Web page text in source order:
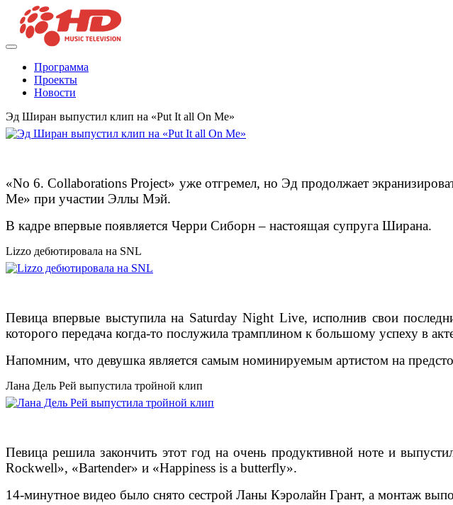
Программа
Проекты
Новости
Эд Ширан выпустил клип на «Put It all On Me»
«No 6. Collaborations Project» уже отгремел, но Эд продолжает
Me» при участии Эллы Мэй.
В кадре впервые появляется Черри Сиборн – настоящая супруга Ширана.
Lizzo дебютировала на SNL
Певица впервые выступила на Saturday Night Live, исполнив свои
которого передача когда-то послужила трамплином к большому успеху в
Напомним, что девушка является самым номинируемым артистом на
Лана Дель Рей выпустила тройной клип
Певица решила закончить этот год на очень продуктивной ноте и
Rockwell», «Bartender» и «Happiness is a butterfly».
14-минутное видео было снято сестрой Ланы Кэролайн Грант, а монтаж